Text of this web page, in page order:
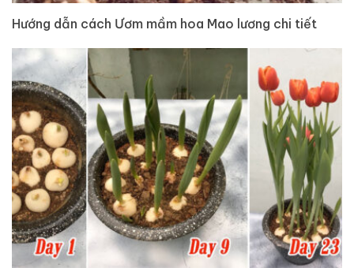
Hướng dẫn cách Ươm mầm hoa Mao lương chi tiết